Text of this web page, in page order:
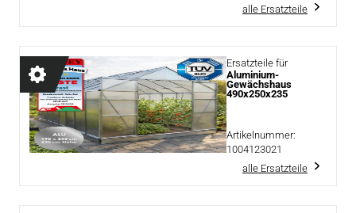
alle Ersatzteile
Ersatzteile für
Aluminium-
Gewächshaus
490x250x235
Artikelnummer:
1004123021
alle Ersatzteile